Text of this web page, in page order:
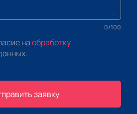
0/100
наобработку
.
заявку